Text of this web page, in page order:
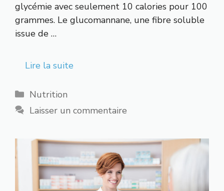
glycémie avec seulement 10 calories pour 100
grammes. Le glucomannane, une fibre soluble
issue de …
Lire la suite
Catégories
Nutrition
Laisser un commentaire